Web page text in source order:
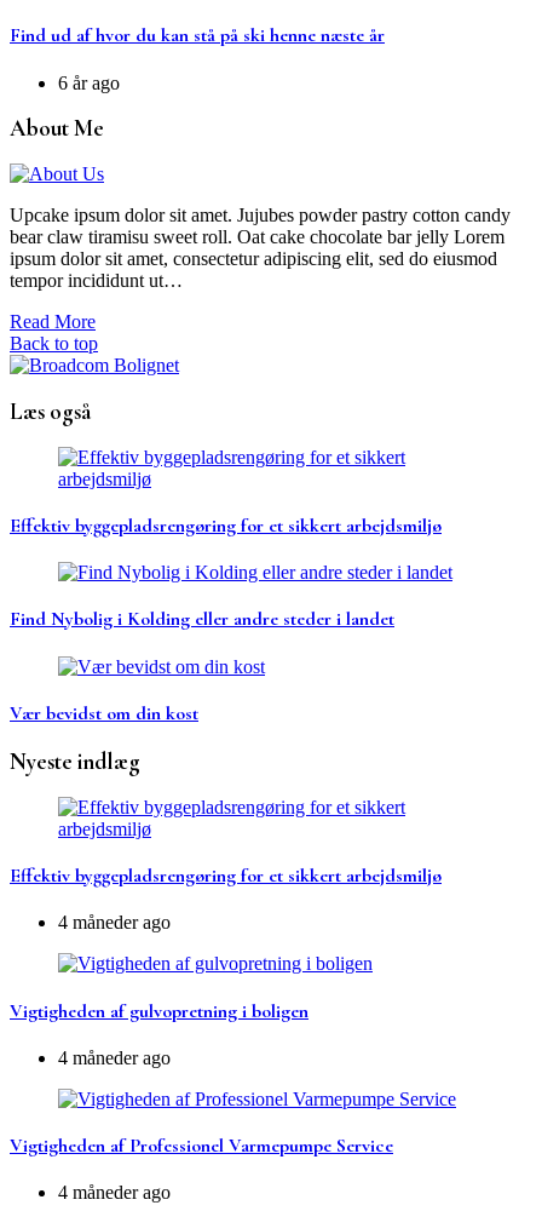
Find ud af hvor du kan stå på ski henne næste år
6 år ago
About Me
Upcake ipsum dolor sit amet. Jujubes powder pastry cotton candy
bear claw tiramisu sweet roll. Oat cake chocolate bar jelly Lorem
ipsum dolor sit amet, consectetur adipiscing elit, sed do eiusmod
tempor incididunt ut…
Read More
Back to top
Læs også
Effektiv byggepladsrengøring for et sikkert arbejdsmiljø
Find Nybolig i Kolding eller andre steder i landet
Vær bevidst om din kost
Nyeste indlæg
Effektiv byggepladsrengøring for et sikkert arbejdsmiljø
4 måneder ago
Vigtigheden af gulvopretning i boligen
4 måneder ago
Vigtigheden af Professionel Varmepumpe Service
4 måneder ago